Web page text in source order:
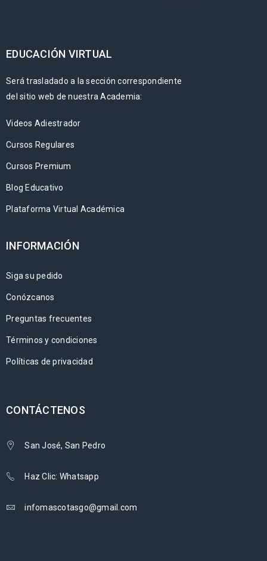
EDUCACIÓN VIRTUAL
Será trasladado a la sección correspondiente
del sitio web de nuestra Academia:
Videos Adiestrador
Cursos Regulares
Cursos Premium
Blog Educativo
Plataforma Virtual Académica
INFORMACIÓN
Siga su pedido
Conózcanos
Preguntas frecuentes
Términos y condiciones
Políticas de privacidad
CONTÁCTENOS
San José, San Pedro
Haz Clic: Whatsapp
infomascotasgo@gmail.com